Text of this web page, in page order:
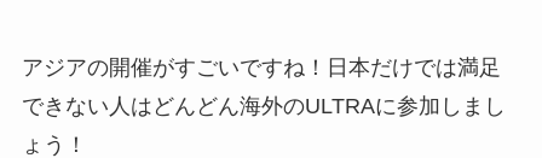
アジアの開催がすごいですね！日本だけでは満足
できない人はどんどん海外のULTRAに参加しまし
ょう！